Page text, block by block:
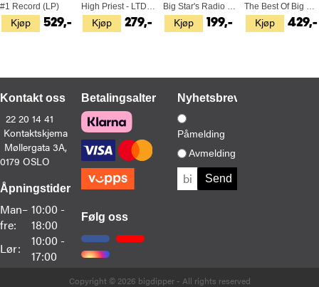
Kjøp
#1 Record (LP)
529,- Kjøp
High Priest - LTD (LP)
279,- Kjøp
Big Star's Radio City (BOK)
199,- Kjøp
The Best Of Big Star (2LP)
429,-
Kontakt oss
22 20 14 41
Kontaktskjema
Møllergata 3A,
0179 OSLO
Åpningstider
Man–
fre:
10:00 -
18:00
Lør:
10:00 -
17:00
Betalingsalternativer
Følg oss
Nyhetsbrev
Påmelding
Avmelding
Copyright © 2026 bigdipper - All rights reserved